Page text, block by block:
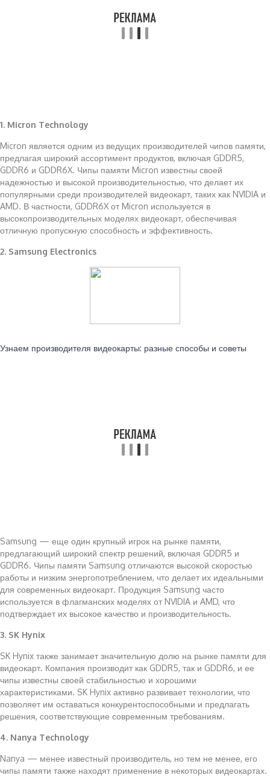
1. Micron Technology
Micron является одним из ведущих производителей чипов памяти,
предлагая широкий ассортимент продуктов, включая GDDR5,
GDDR6 и GDDR6X. Чипы памяти Micron известны своей
надежностью и высокой производительностью, что делает их
популярными среди производителей видеокарт, таких как NVIDIA и
AMD. В частности, GDDR6X от Micron используется в
высокопроизводительных моделях видеокарт, обеспечивая
отличную пропускную способность и эффективность.
2. Samsung Electronics
Узнаем производителя видеокарты: разные способы и советы
Samsung — еще один крупный игрок на рынке памяти,
предлагающий широкий спектр решений, включая GDDR5 и
GDDR6. Чипы памяти Samsung отличаются высокой скоростью
работы и низким энергопотреблением, что делает их идеальными
для современных видеокарт. Продукция Samsung часто
используется в флагманских моделях от NVIDIA и AMD, что
подтверждает их высокое качество и производительность.
3. SK Hynix
SK Hynix также занимает значительную долю на рынке памяти для
видеокарт. Компания производит как GDDR5, так и GDDR6, и ее
чипы известны своей стабильностью и хорошими
характеристиками. SK Hynix активно развивает технологии, что
позволяет им оставаться конкурентоспособными и предлагать
решения, соответствующие современным требованиям.
4. Nanya Technology
Nanya — менее известный производитель, но тем не менее, его
чипы памяти также находят применение в некоторых видеокартах.